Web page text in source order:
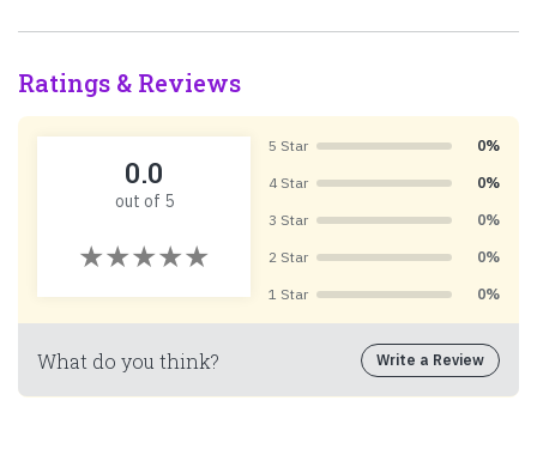
Ratings & Reviews
0.0
out of 5
5 Star 0%
4 Star 0%
3 Star 0%
2 Star 0%
1 Star 0%
What do you think? Write a Review